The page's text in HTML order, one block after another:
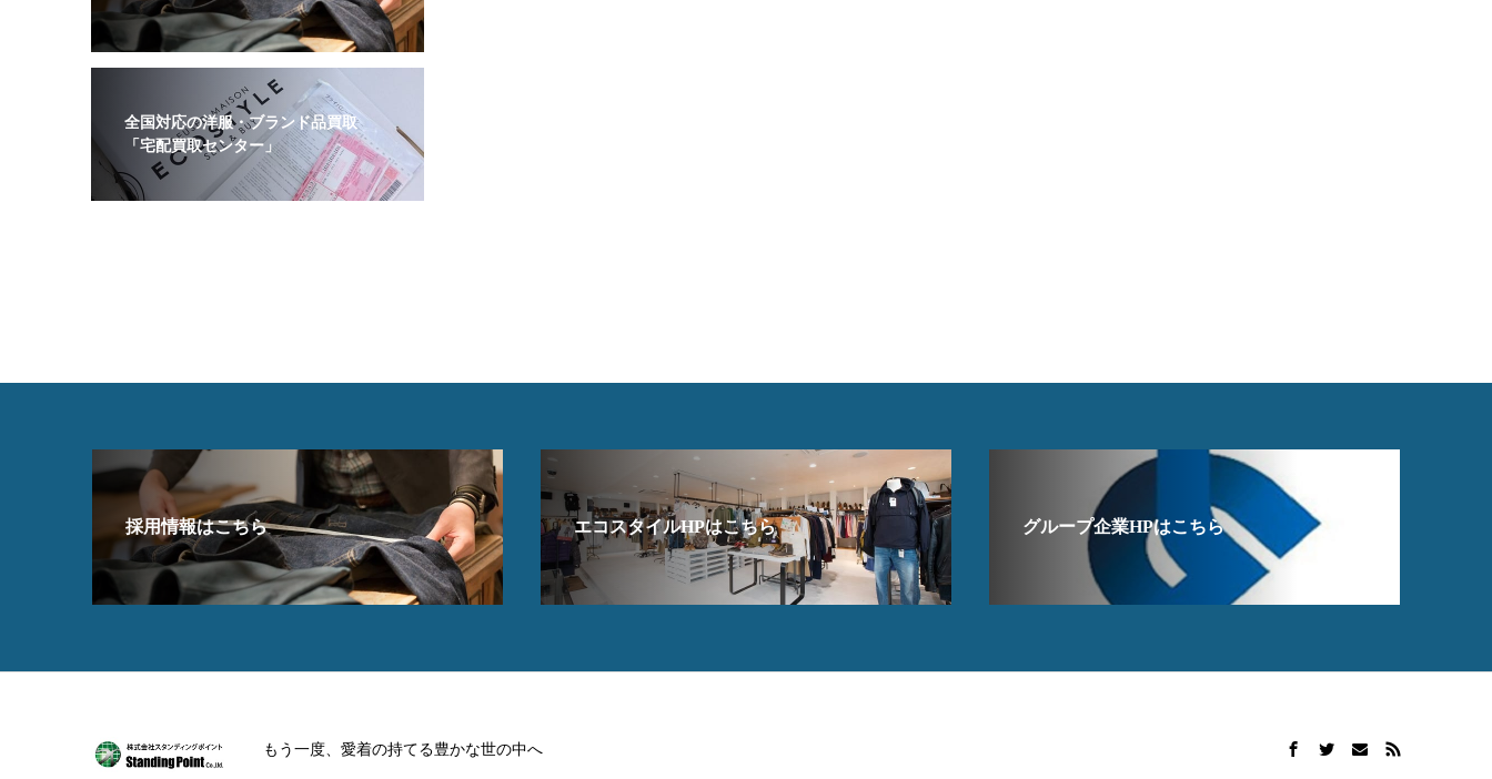
全国対応の洋服・ブランド品買取
「宅配買取センター」
採用情報はこちら エコスタイルHPはこちら グループ企業HPはこちら
もう一度、愛着の持てる豊かな世の中へ